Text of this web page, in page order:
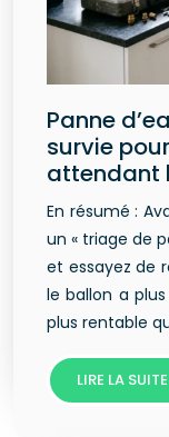
Panne
survie
attendant
En résumé :
un « triage de
et essayez de
le ballon a
plus rentable
LIRE LA SUITE